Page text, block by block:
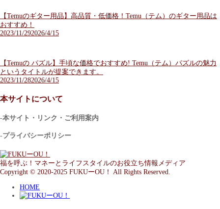
【Temuのギター用品】高品質・低価格！Temu（テム）のギター用品は
おすすめ！
2023/11/292026/4/15
【Temuの パズル】手頃な価格でおすすめ! Temu（テム）パズルの魅力
というタイトルが提案できます。
2023/11/282026/4/15
本サイトについて
-本サイト・リンク・ご利用案内
-プライバシーポリシー
福を呼ぶ！マネーとライフスタイルのお役立ち情報メディア
Copyright © 2020-2025 FUKUーOU！ All Rights Reserved.
HOME